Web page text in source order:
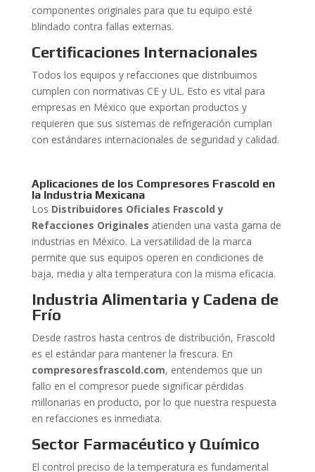
componentes originales para que tu equipo esté
blindado contra fallas externas.
Certificaciones Internacionales
Todos los equipos y refacciones que distribuimos
cumplen con normativas CE y UL. Esto es vital para
empresas en México que exportan productos y
requieren que sus sistemas de refrigeración cumplan
con estándares internacionales de seguridad y calidad.
Aplicaciones de los Compresores Frascold en
la Industria Mexicana
Los Distribuidores Oficiales Frascold y
Refacciones Originales atienden una vasta gama de
industrias en México. La versatilidad de la marca
permite que sus equipos operen en condiciones de
baja, media y alta temperatura con la misma eficacia.
Industria Alimentaria y Cadena de
Frío
Desde rastros hasta centros de distribución, Frascold
es el estándar para mantener la frescura. En
compresoresfrascold.com, entendemos que un
fallo en el compresor puede significar pérdidas
millonarias en producto, por lo que nuestra respuesta
en refacciones es inmediata.
Sector Farmacéutico y Químico
El control preciso de la temperatura es fundamental